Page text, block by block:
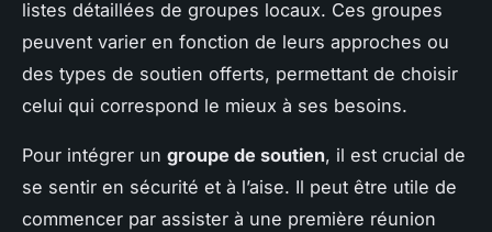
listes détaillées de groupes locaux. Ces groupes
peuvent varier en fonction de leurs approches ou
des types de soutien offerts, permettant de choisir
celui qui correspond le mieux à ses besoins.
Pour intégrer un groupe de soutien, il est crucial de
se sentir en sécurité et à l’aise. Il peut être utile de
commencer par assister à une première réunion